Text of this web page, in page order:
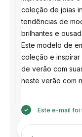
coleção de joias
tendências de
brilhantes e
Este modelo de
coleção e inspirar
de verão com
neste verão com
Este e-mail foi